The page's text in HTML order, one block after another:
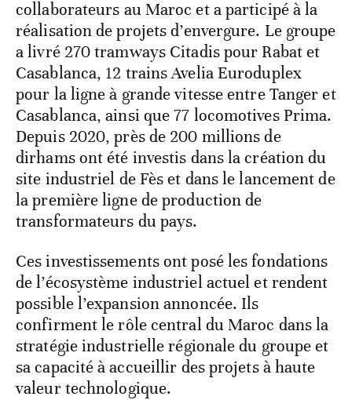
collaborateurs au Maroc et a participé à la
réalisation de projets d’envergure. Le groupe
a livré 270 tramways Citadis pour Rabat et
Casablanca, 12 trains Avelia Euroduplex
pour la ligne à grande vitesse entre Tanger et
Casablanca, ainsi que 77 locomotives Prima.
Depuis 2020, près de 200 millions de
dirhams ont été investis dans la création du
site industriel de Fès et dans le lancement de
la première ligne de production de
transformateurs du pays.
Ces investissements ont posé les fondations
de l’écosystème industriel actuel et rendent
possible l’expansion annoncée. Ils
confirment le rôle central du Maroc dans la
stratégie industrielle régionale du groupe et
sa capacité à accueillir des projets à haute
valeur technologique.